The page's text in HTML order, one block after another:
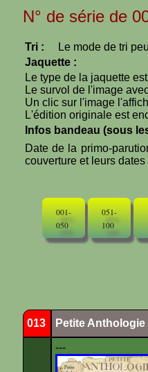
N° de série de
Tri :
Le mode de tri
Jaquette :
Le type de la jaquette
Le survol de l'image
Un clic sur l'image
L'édition originale est
Infos bandeau (sous
Date de la primo-
couverture et leurs
001-
050
051-
100
013 Petite
---